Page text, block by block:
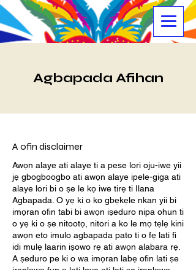
Agbapada Afihan
A ofin disclaimer
Awọn alaye ati alaye ti a pese lori oju-iwe yii
jẹ gbogboogbo ati awọn alaye ipele-giga ati
alaye lori bi o ṣe le kọ iwe tirẹ ti Ilana
Agbapada. O yẹ ki o ko gbẹkẹle nkan yii bi
imọran ofin tabi bi awọn iṣeduro nipa ohun ti
o yẹ ki o ṣe nitootọ, nitori a ko le mọ tẹlẹ kini
awọn eto imulo agbapada pato ti o fẹ lati fi
idi mulẹ laarin iṣowo rẹ ati awọn alabara rẹ.
A ṣeduro pe ki o wa imọran labẹ ofin lati ṣe